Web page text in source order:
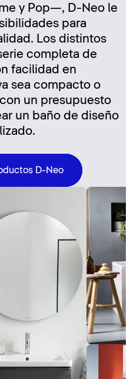
y Pop—, D-Neo le
para
Los distintos
completa de
facilidad en
sea compacto o
un presupuesto
un baño de diseño
D-Neo